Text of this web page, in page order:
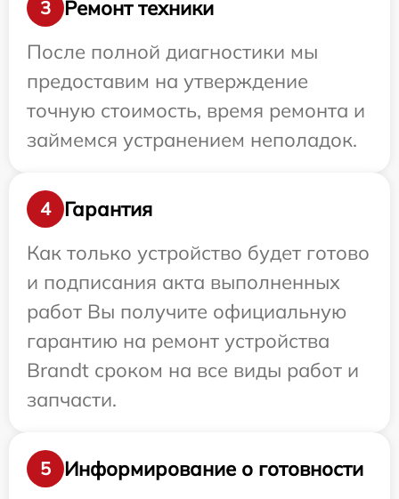
3
Ремонт техники
После полной диагностики мы
предоставим на утверждение
точную стоимость, время ремонта и
займемся устранением неполадок.
4
Гарантия
Как только устройство будет готово
и подписания акта выполненных
работ Вы получите официальную
гарантию на ремонт устройства
Brandt сроком на все виды работ и
запчасти.
5
Информирование о готовности